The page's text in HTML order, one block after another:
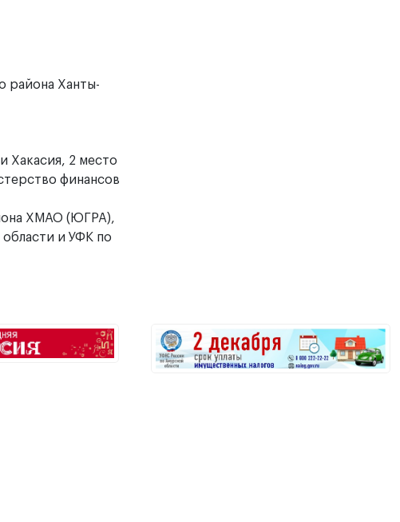
района Ханты-
Хакасия, 2 место
финансов
ХМАО (ЮГРА),
и УФК по